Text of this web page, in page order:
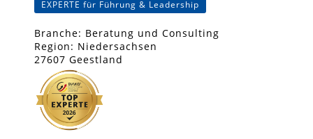
EXPERTE für Führung & Leadership
Branche: Beratung und Consulting
Region: Niedersachsen
27607 Geestland